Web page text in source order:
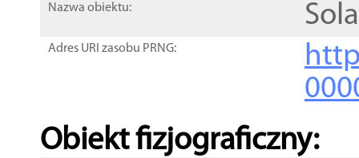
Nazwa obiektu:
Adres URI zasobu PRNG:
Obiekt fizjograficzny: